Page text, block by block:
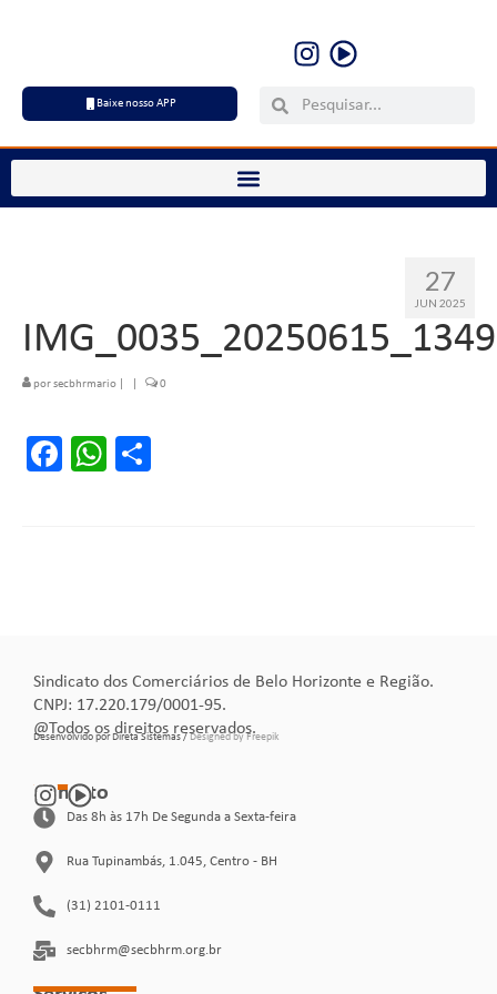
Baixe nosso APP
27
JUN 2025
porsecbhrmario 0
Facebook
WhatsApp
Sindicato dos Comerciários de Belo Horizonte e Região.
CNPJ: 17.220.179/0001-95.
@Todos os direitos reservados.
Desenvolvido por Direta Sistemas /Designed by Freepik
Contato
Das 8h às 17h De Segunda a Sexta-feira
Rua Tupinambás, 1.045, Centro - BH
(31) 2101-0111
secbhrm@secbhrm.org.br